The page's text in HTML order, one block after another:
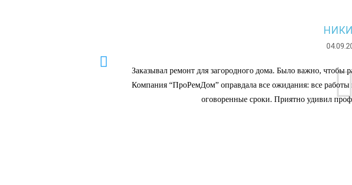
Заказывал ремонт для загородного дома. Было важно, чтобы
Компания “ПроРемДом” оправдала все ожидания: все
оговоренные сроки. Приятно удивил